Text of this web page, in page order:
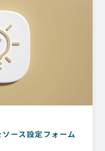
ース設定フォーム